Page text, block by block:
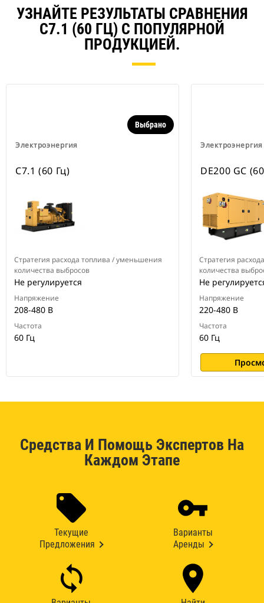
УЗНАЙТЕ РЕЗУЛЬТАТЫ СРАВНЕНИЯ
C7.1 (60 ГЦ) С ПОПУЛЯРНОЙ
ПРОДУКЦИЕЙ.
Электроэнергия
Выбрано
C7.1 (60 Гц)
Стратегия расхода топлива / уменьшения
количества выбросов
Не регулируется
Напряжение
208-480 В
Частота
60 Гц
Электроэнергия
DE200 GC
Стратегия
количества
Не
Напряжение
220-480 В
Частота
60 Гц
Средства И Помощь Экспертов На
Каждом Этапе
Текущие
Предложения
Варианты
Аренды